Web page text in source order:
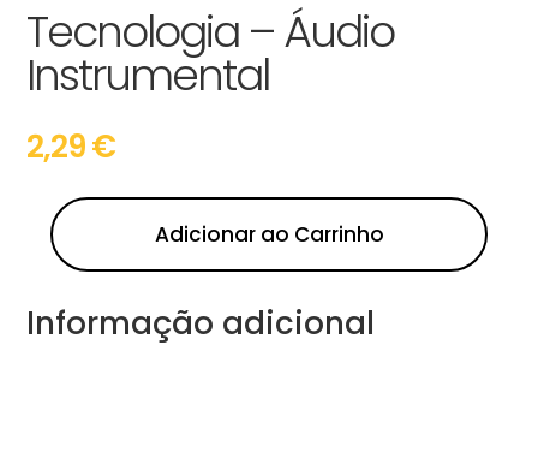
Tecnologia – Áudio
Instrumental
2,29€
Adicionar ao Carrinho
Informação adicional